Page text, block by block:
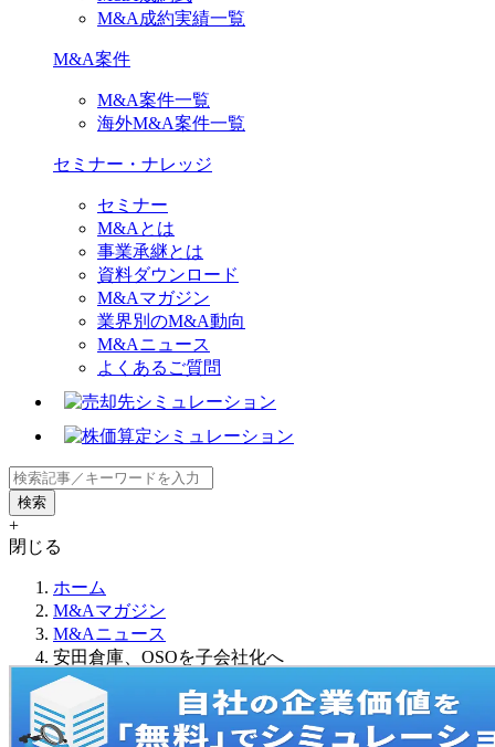
M&A成約実績一覧
M&A案件
M&A案件一覧
海外M&A案件一覧
セミナー・ナレッジ
セミナー
M&Aとは
事業承継とは
資料ダウンロード
M&Aマガジン
業界別のM&A動向
M&Aニュース
よくあるご質問
+
閉じる
ホーム
M&Aマガジン
M&Aニュース
安田倉庫、OSOを子会社化へ